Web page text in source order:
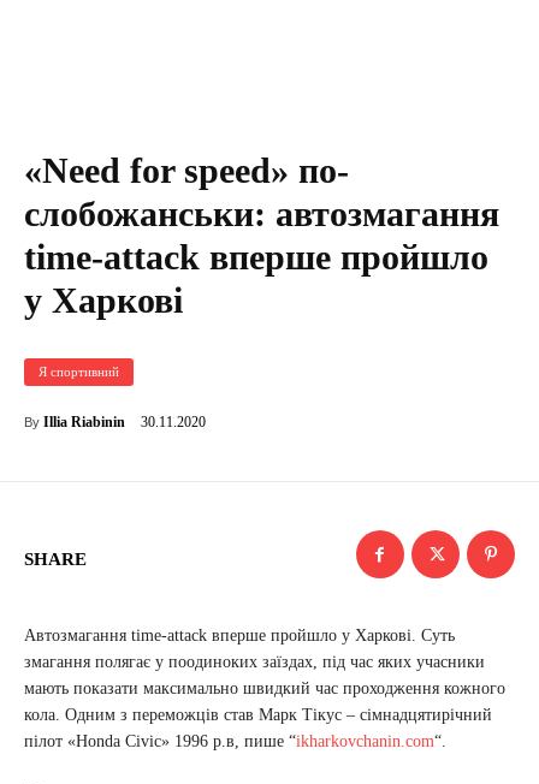
«Need for speed» по-
слобожанськи: автозмагання
time-attack вперше пройшло
у Харкові
Я спортивний
By Illia Riabinin 30.11.2020
SHARE
Автозмагання time-attack вперше пройшло у Харкові. Суть
змагання полягає у поодиноких заїздах, під час яких учасники
мають показати максимально швидкий час проходження кожного
кола. Одним з переможців став Марк Тікус – сімнадцятирічний
пілот «Honda Civic» 1996 р.в, пише “ikharkovchanin.com“.